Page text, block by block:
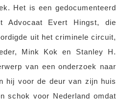
Het is een gedocumenteerd
Advocaat Evert Hingst, die
uit het criminele circuit,
Mink Kok en Stanley H.
van een onderzoek naar
hij voor de deur van zijn huis
schok voor Nederland omdat